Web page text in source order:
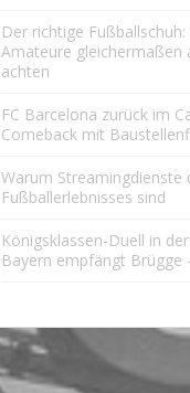
Der richtige
Amateure gleichermaßen
achten
FC Barcelona zurück im
Comeback mit
Warum Streamingdienste
Fußballerlebnisses sind
Königsklassen-Duell in
Bayern empfängt Brügge